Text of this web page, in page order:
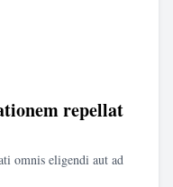
repellat
omnis eligendi aut ad